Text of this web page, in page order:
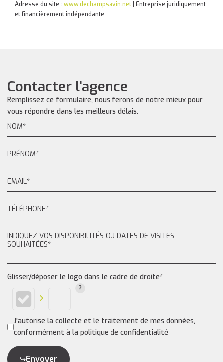
Adresse du site : www.dechampsavin.net Entreprise juridiquement
et financièrement indépendante
Contacter l'agence
Remplissez ce formulaire, nous ferons de notre mieux pour
vous répondre dans les meilleurs délais.
Glisser/déposer le logo dans le cadre de droite*
J'autorise la collecte et le traitement de mes données,
conformément à la politique de confidentialité
Envoyer